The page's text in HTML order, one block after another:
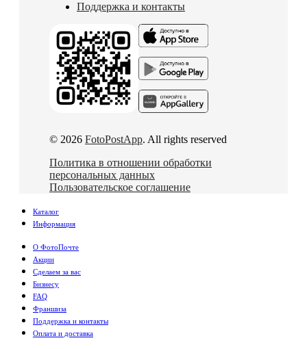
Поддержка и контакты
© 2026 FotoPostApp. All rights reserved
Политика в отношении обработки
персональных данных
Пользовательское соглашение
Каталог
Информация
О ФотоПочте
Акции
Сделаем за вас
Бизнесу
FAQ
Франшиза
Поддержка и контакты
Оплата и доставка